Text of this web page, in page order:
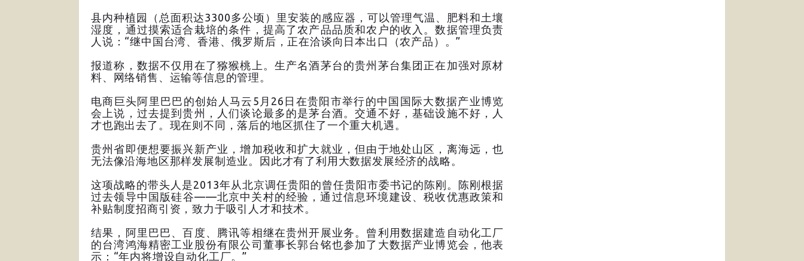
县内种植园（总面积达3300多公顷）里安装的感应器，可以管理气温、肥料和土壤
湿度，通过摸索适合栽培的条件，提高了农产品品质和农户的收入。数据管理负责
人说：“继中国台湾、香港、俄罗斯后，正在洽谈向日本出口（农产品）。”
报道称，数据不仅用在了猕猴桃上。生产名酒茅台的贵州茅台集团正在加强对原材
料、网络销售、运输等信息的管理。
电商巨头阿里巴巴的创始人马云5月26日在贵阳市举行的中国国际大数据产业博览
会上说，过去提到贵州，人们谈论最多的是茅台酒。交通不好，基础设施不好，人
才也跑出去了。现在则不同，落后的地区抓住了一个重大机遇。
贵州省即便想要振兴新产业，增加税收和扩大就业，但由于地处山区，离海远，也
无法像沿海地区那样发展制造业。因此才有了利用大数据发展经济的战略。
这项战略的带头人是2013年从北京调任贵阳的曾任贵阳市委书记的陈刚。陈刚根据
过去领导中国版硅谷——北京中关村的经验，通过信息环境建设、税收优惠政策和
补贴制度招商引资，致力于吸引人才和技术。
结果，阿里巴巴、百度、腾讯等相继在贵州开展业务。曾利用数据建造自动化工厂
的台湾鸿海精密工业股份有限公司董事长郭台铭也参加了大数据产业博览会，他表
示：“年内将增设自动化工厂。”